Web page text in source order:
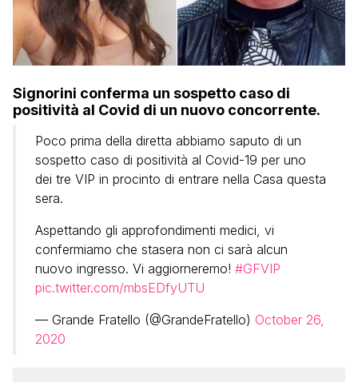
Signorini conferma un sospetto caso di
positività al Covid di un nuovo concorrente.
Poco prima della diretta abbiamo saputo di un
sospetto caso di positività al Covid-19 per uno
dei tre VIP in procinto di entrare nella Casa questa
sera.
Aspettando gli approfondimenti medici, vi
confermiamo che stasera non ci sarà alcun
nuovo ingresso. Vi aggiorneremo! #GFVIP
pic.twitter.com/mbsEDfyUTU
— Grande Fratello (@GrandeFratello) October 26,
2020